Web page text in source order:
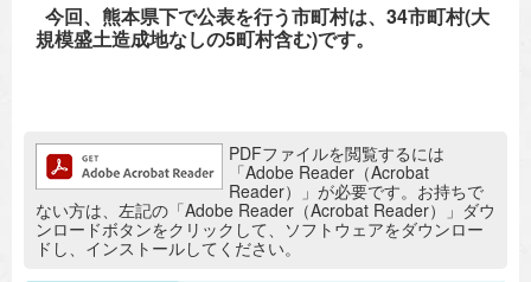
今回、熊本県下で公表を行う市町村は、34市町村(大
規模盛土造成地なしの5町村含む)です。
追加情報：PDFファイルPDFファイルを閲覧するには
「Adobe Reader（Acrobat
Reader）」が必要です。お持ちで
ない方は、左記の「Adobe Reader（Acrobat Reader）」ダウ
ンロードボタンをクリックして、ソフトウェアをダウンロー
ドし、インストールしてください。